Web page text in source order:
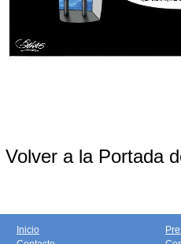
Volver a la Portada
Inicio